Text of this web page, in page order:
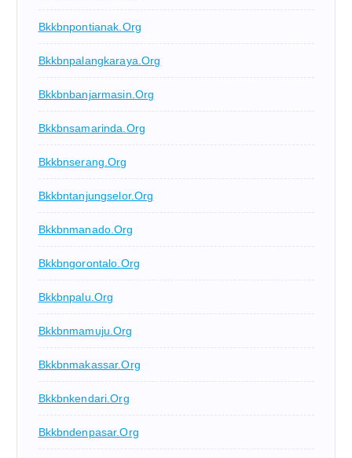
Bkkbnpontianak.org
Bkkbnpalangkaraya.org
Bkkbnbanjarmasin.org
Bkkbnsamarinda.org
Bkkbnserang.org
Bkkbntanjungselor.org
Bkkbnmanado.org
Bkkbngorontalo.org
Bkkbnpalu.org
Bkkbnmamuju.org
Bkkbnmakassar.org
Bkkbnkendari.org
Bkkbndenpasar.org